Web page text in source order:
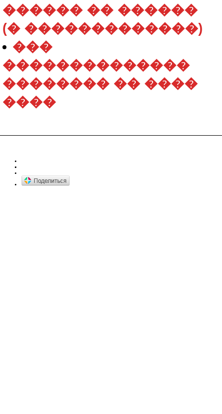
������ �� ������
(� �������������)
���
��������������
�������� �� ����
����